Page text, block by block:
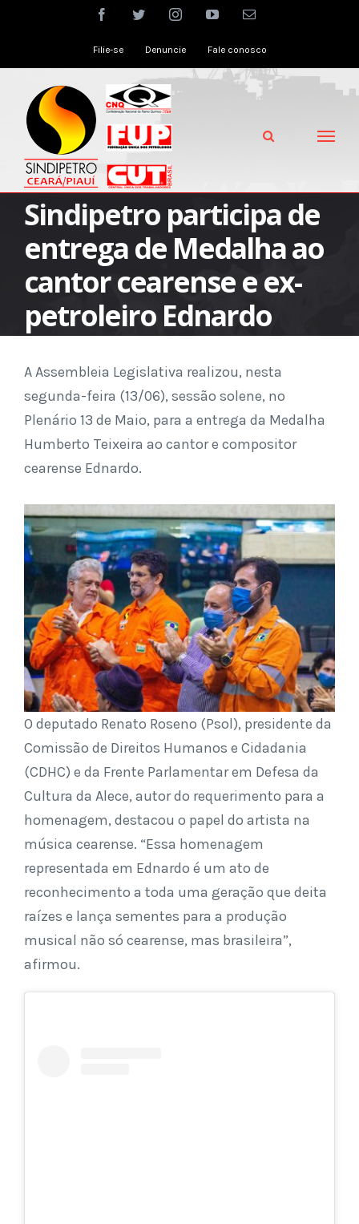
facebooktwitter instagramyoutubeEmail
Filie-se Denuncie Fale conosco
Sindipetro participa de
entrega de Medalha ao
cantor cearense e ex-
petroleiro Ednardo
A Assembleia Legislativa realizou, nesta
segunda-feira (13/06), sessão solene, no
Plenário 13 de Maio, para a entrega da Medalha
Humberto Teixeira ao cantor e compositor
cearense Ednardo.
O deputado Renato Roseno (Psol), presidente da
Comissão de Direitos Humanos e Cidadania
(CDHC) e da Frente Parlamentar em Defesa da
Cultura da Alece, autor do requerimento para a
homenagem, destacou o papel do artista na
música cearense. “Essa homenagem
representada em Ednardo é um ato de
reconhecimento a toda uma geração que deita
raízes e lança sementes para a produção
musical não só cearense, mas brasileira”,
afirmou.